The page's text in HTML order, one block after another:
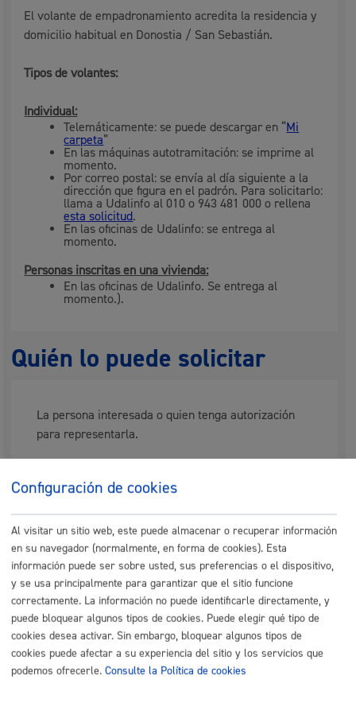
El volante de empadronamiento acredita la residencia y
domicilio habitual en Donostia / San Sebastián.
Tipos de volantes:
Individual:
Telemáticamente: se puede descargar en “Mi
carpeta”
En las máquinas autotramitación: se imprime al
momento.
Por correo postal: se envía al día siguiente a la
dirección que figura en el padrón. Para solicitarlo:
llama a Udalinfo al 010 o 943 481 000 o rellena
esta solicitud.
En las oficinas de Udalinfo: se entrega al
momento.
Personas inscritas en una vivienda:
En las oficinas de Udalinfo. Se entrega al
momento.).
Quién lo puede solicitar
La persona interesada o quien tenga autorización
para representarla.
este trámite en tu nombre rellenando esta
Si quieres otorgar una representación más duradera
puedes hacerlo en elregistro de representantes
Cuándo lo pueden solicitar
Configuración de cookies
Al visitar un sitio web, este puede almacenar o recuperar información
en su navegador (normalmente, en forma de cookies). Esta
información puede ser sobre usted, sus preferencias o el dispositivo,
y se usa principalmente para garantizar que el sitio funcione
correctamente. La información no puede identificarle directamente, y
puede bloquear algunos tipos de cookies. Puede elegir qué tipo de
cookies desea activar. Sin embargo, bloquear algunos tipos de
cookies puede afectar a su experiencia del sitio y los servicios que
podemos ofrecerle. Consulte la Política de cookies